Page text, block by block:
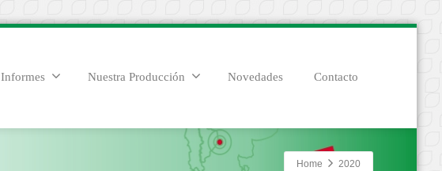
Informes Nuestra Producción Novedades Contacto
Home 2020